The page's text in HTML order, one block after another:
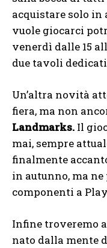
acquistare solo
vuole giocarci
venerdì dalle 15
due tavoli
Un’altra novità
fiera, ma non
Landmarks. Il
mai, sempre
finalmente
in autunno, ma
componenti a
Infine troveremo
nato dalla mente